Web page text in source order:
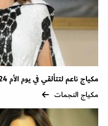
مكياج ناعم لتتألقي في يوم الأم 2024
مكياج النجمات